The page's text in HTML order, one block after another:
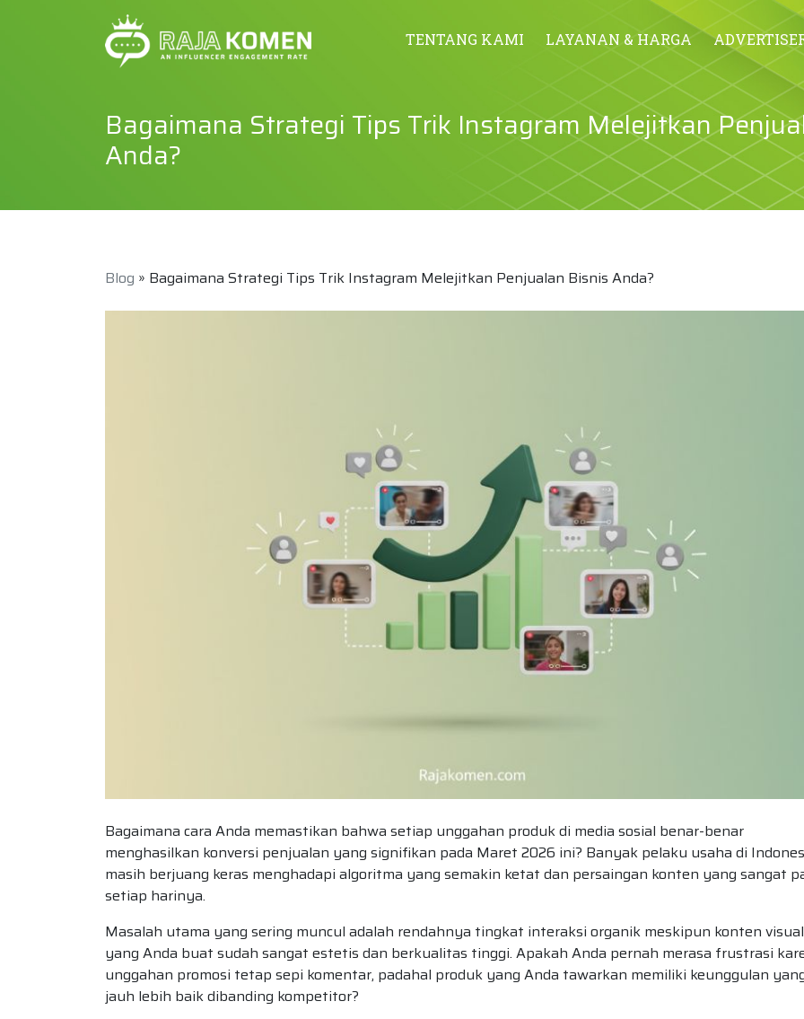
TENTANG KAMI LAYANAN & HARGA
Bagaimana Strategi Tips Trik Instagram Melejitkan
Anda?
Blog » Bagaimana Strategi Tips Trik Instagram Melejitkan Penjualan Bisnis Anda?
Bagaimana cara Anda memastikan bahwa setiap unggahan produk di media sosial benar-benar
menghasilkan konversi penjualan yang signifikan pada Maret 2026 ini? Banyak pelaku usaha di
masih berjuang keras menghadapi algoritma yang semakin ketat dan persaingan konten yang sangat
setiap harinya.
Masalah utama yang sering muncul adalah rendahnya tingkat interaksi organik meskipun konten visual
yang Anda buat sudah sangat estetis dan berkualitas tinggi. Apakah Anda pernah merasa frustrasi
unggahan promosi tetap sepi komentar, padahal produk yang Anda tawarkan memiliki keunggulan
jauh lebih baik dibanding kompetitor?